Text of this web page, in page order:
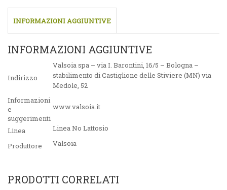
INFORMAZIONI AGGIUNTIVE
INFORMAZIONI AGGIUNTIVE
Indirizzo
Valsoia spa – via I. Barontini, 16/5 – Bologna –
stabilimento di Castiglione delle Stiviere (MN) via
Medole, 52
Informazioni
e
suggerimenti
www.valsoia.it
Linea
Linea No Lattosio
Produttore
Valsoia
PRODOTTI CORRELATI